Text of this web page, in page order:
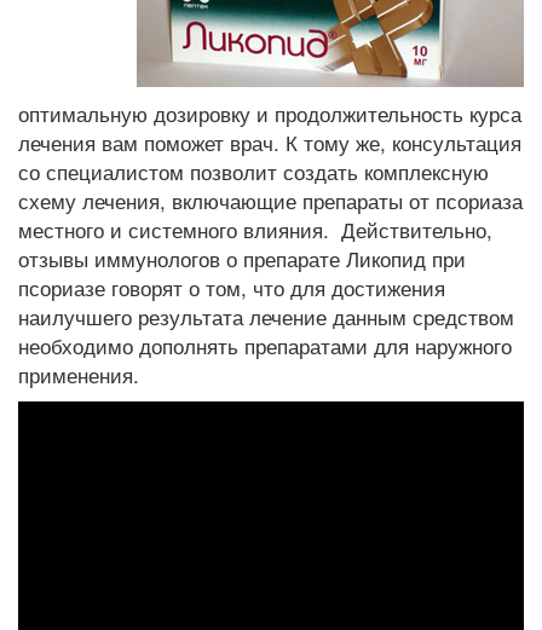
оптимальную дозировку и продолжительность курса
лечения вам поможет врач. К тому же, консультация
со специалистом позволит создать комплексную
схему лечения, включающие препараты от псориаза
местного и системного влияния. Действительно,
отзывы иммунологов о препарате Ликопид при
псориазе говорят о том, что для достижения
наилучшего результата лечение данным средством
необходимо дополнять препаратами для наружного
применения.